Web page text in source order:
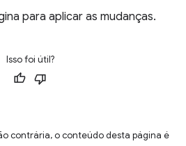
para aplicar as mudanças.
Isso foi útil?
contrária, o conteúdo desta página é